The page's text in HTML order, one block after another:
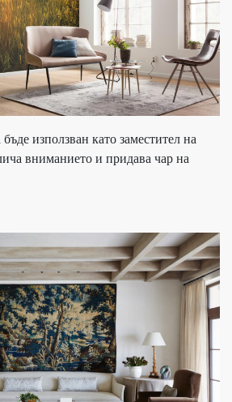
използван като заместител на
вниманието и придава чар на